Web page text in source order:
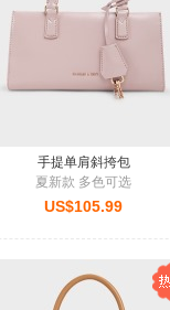
手提单肩斜挎包
夏新款 多色可选
US$105.99